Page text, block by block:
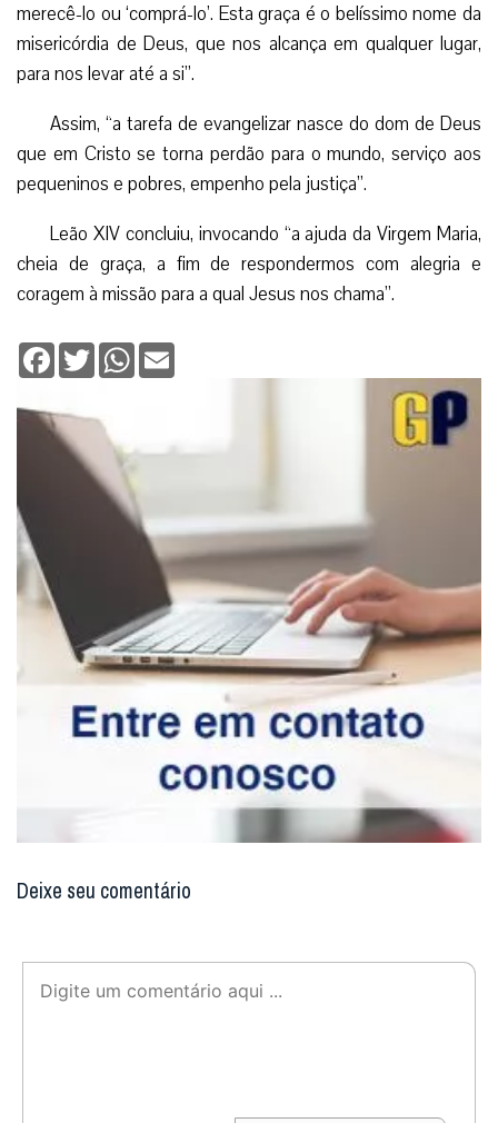
merecê-lo ou ‘comprá-lo’. Esta graça é o belíssimo nome da
misericórdia de Deus, que nos alcança em qualquer lugar,
para nos levar até a si”.
Assim, “a tarefa de evangelizar nasce do dom de Deus
que em Cristo se torna perdão para o mundo, serviço aos
pequeninos e pobres, empenho pela justiça”.
Leão XIV concluiu, invocando “a ajuda da Virgem Maria,
cheia de graça, a fim de respondermos com alegria e
coragem à missão para a qual Jesus nos chama”.
Facebook
TwitterWhatsApp
Deixe seu comentário